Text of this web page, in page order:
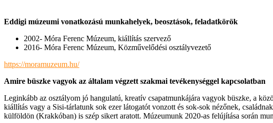
Eddigi múzeumi vonatkozású munkahelyek, beosztások, feladatkörök
2002- Móra Ferenc Múzeum, kiállítás szervező
2016- Móra Ferenc Múzeum, Közművelődési osztályvezető
https://moramuzeum.hu/
Amire büszke vagyok az általam végzett szakmai tevékenységgel kapcsolatban
Leginkább az osztályom jó hangulatú, kreatív csapatmunkájára vagyok büszke, a
kiállítás vagy a Sisi-tárlatunk sok ezer látogatót vonzott és sok-sok nézőnek,
külföldön (Krakkóban) is szép sikert aratott. Múzeumunk 2020-as felújítása során